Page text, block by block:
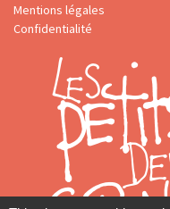
Mentions légales
Confidentialité